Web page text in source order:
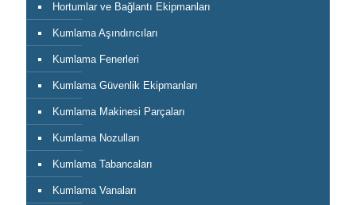
Hortumlar ve Bağlantı Ekipmanları
Kumlama Aşındırıcıları
Kumlama Fenerleri
Kumlama Güvenlik Ekipmanları
Kumlama Makinesi Parçaları
Kumlama Nozulları
Kumlama Tabancaları
Kumlama Vanaları